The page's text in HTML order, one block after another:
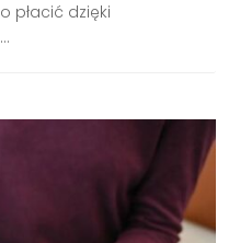
płacić dzięki